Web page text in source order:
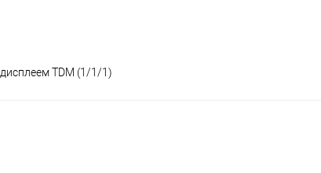
TDM (1/1/1)